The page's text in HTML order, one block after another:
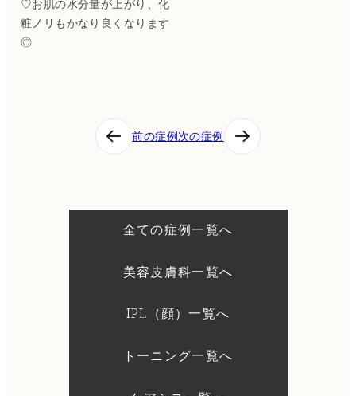
♡お肌の水分量が上がり、化
粧ノリもかなり良くなります
◎
前の症例次の症例
全ての症例一覧へ
美容皮膚科一覧へ
IPL（顔）一覧へ
トーニング一覧へ